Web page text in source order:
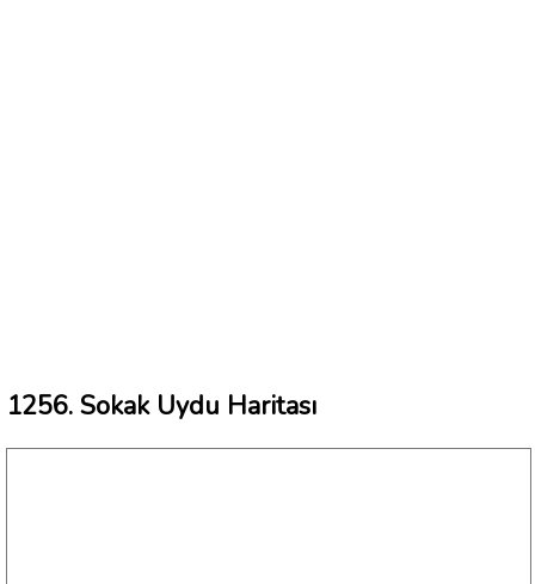
1256. Sokak Uydu Haritası